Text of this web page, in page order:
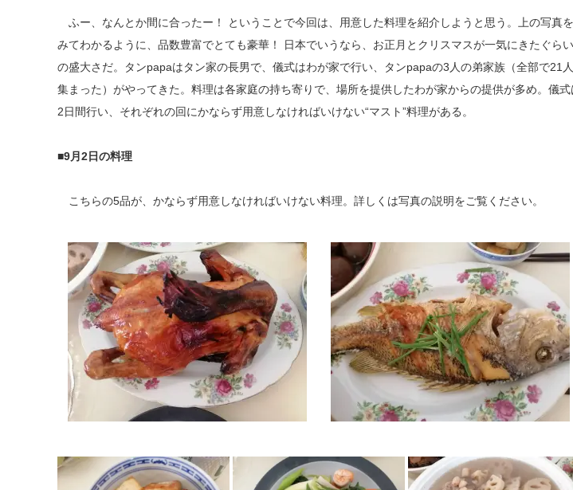
ふー、なんとか間に合ったー！ ということで今回は、用意した料理を紹介しようと思う。上の写真を
みてわかるように、品数豊富でとても豪華！ 日本でいうなら、お正月とクリスマスが一気にきたぐらい
の盛大さだ。タンpapaはタン家の長男で、儀式はわが家で行い、タンpapaの3人の弟家族（全部で21人
集まった）がやってきた。料理は各家庭の持ち寄りで、場所を提供したわが家からの提供が多め。儀式
2日間行い、それぞれの回にかならず用意しなければいけない“マスト”料理がある。
■9月2日の料理
こちらの5品が、かならず用意しなければいけない料理。詳しくは写真の説明をご覧ください。